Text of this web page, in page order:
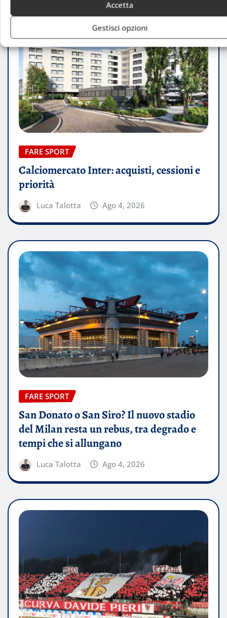
Accetta
Gestisci opzioni
FARE SPORT
Calciomercato Inter: acquisti, cessioni e
priorità
Luca Talotta Ago 4, 2026
FARE SPORT
San Donato o San Siro? Il nuovo stadio
del Milan resta un rebus, tra degrado e
tempi che si allungano
Luca Talotta Ago 4, 2026